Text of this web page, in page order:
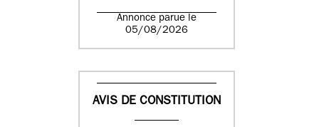
Annonce parue le
05/08/2026
AVIS DE CONSTITUTION